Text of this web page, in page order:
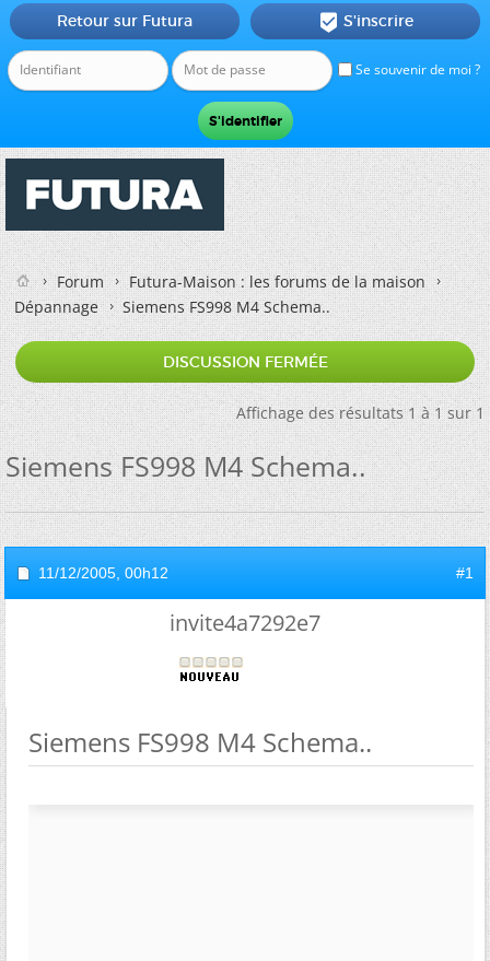
Se souvenir de moi ?
Retour sur Futura  S'inscrire
Forum
Futura-Maison : les forums de la maison
Dépannage
Siemens FS998 M4 Schema..
DISCUSSION FERMÉE
Affichage des résultats 1 à 1 sur 1
Siemens FS998 M4 Schema..
11/12/2005, 00h12 #1
invite4a7292e7
Siemens FS998 M4 Schema..